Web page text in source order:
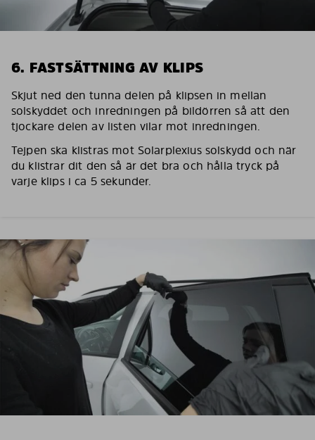
6. FASTSÄTTNING AV KLIPS
Skjut ned den tunna delen på klipsen in mellan
solskyddet och inredningen på bildörren så att den
tjockare delen av listen vilar mot inredningen.
Tejpen ska klistras mot Solarplexius solskydd och när
du klistrar dit den så är det bra och hålla tryck på
varje klips i ca 5 sekunder.